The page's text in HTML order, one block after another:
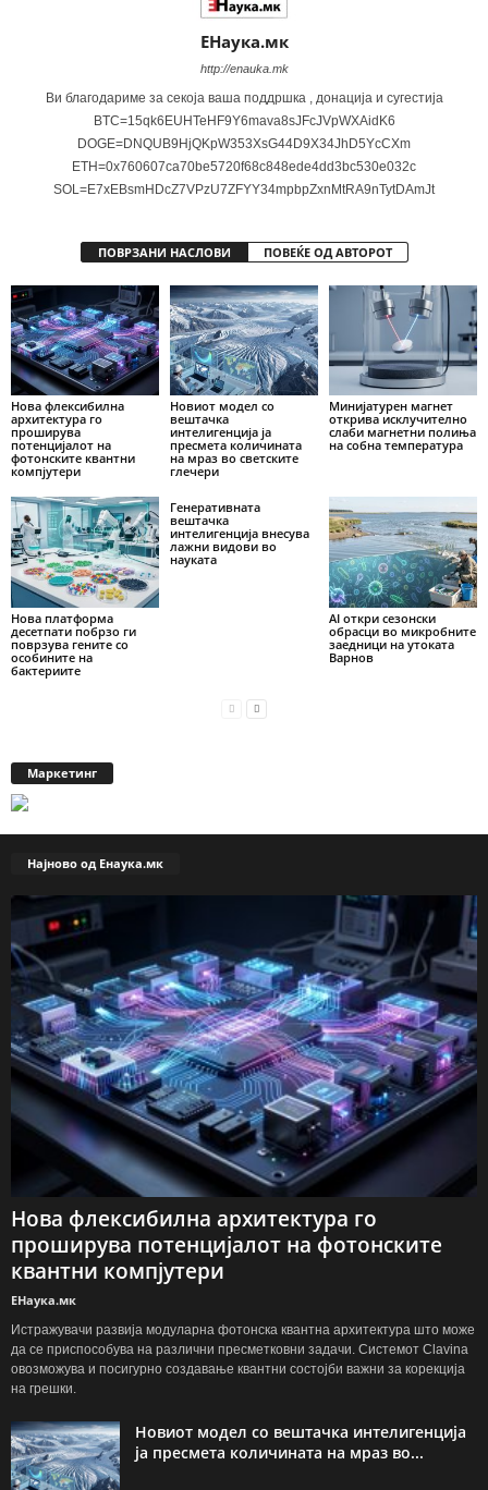
ЕНаука.мк
http://enauka.mk
Ви благодариме за секоја ваша поддршка , донација и сугестија
BTC=15qk6EUHTeHF9Y6mava8sJFcJVpWXAidK6
DOGE=DNQUB9HjQKpW353XsG44D9X34JhD5YcCXm
ETH=0x760607ca70be5720f68c848ede4dd3bc530e032c
SOL=E7xEBsmHDcZ7VPzU7ZFYY34mpbpZxnMtRA9nTytDAmJt
ПОВРЗАНИ НАСЛОВИ ПОВЕЌЕ ОД АВТОРОТ
Нова флексибилна
архитектура го
проширува
потенцијалот на
фотонските квантни
компјутери
Новиот модел со
вештачка
интелигенција ја
пресмета количината
на мраз во светските
глечери
Минијатурен магнет
открива исклучително
слаби магнетни полиња
на собна температура
Нова платформа
десетпати побрзо ги
поврзува гените со
особините на
бактериите
Генеративната
вештачка
интелигенција внесува
лажни видови во
науката
AI откри сезонски
обрасци во микробните
заедници на утоката
Варнов
Маркетинг
Најново од Енаука.мк
Нова флексибилна архитектура го
проширува потенцијалот на фотонските
квантни компјутери
ЕНаука.мк
Истражувачи развија модуларна фотонска квантна архитектура што може
да се приспособува на различни пресметковни задачи. Системот Clavina
овозможува и посигурно создавање квантни состојби важни за корекција
на грешки.
Новиот модел со вештачка интелигенција
ја пресмета количината на мраз во...